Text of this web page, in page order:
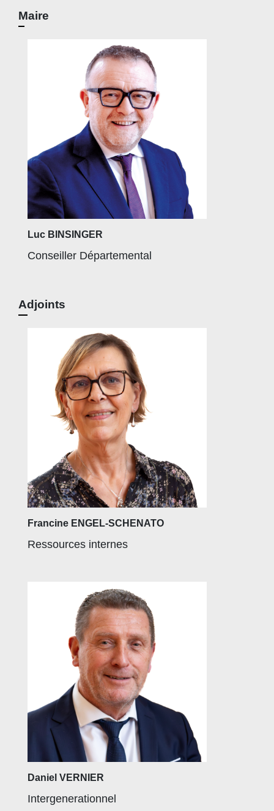
Maire
Luc BINSINGER
Conseiller Départemental
Adjoints
Francine ENGEL-SCHENATO
Ressources internes
Daniel VERNIER
Intergenerationnel